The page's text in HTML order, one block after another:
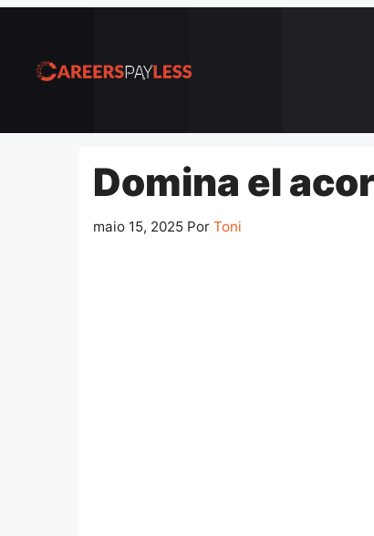
conteúdo
Domina el
maio 15, 2025 Por Toni